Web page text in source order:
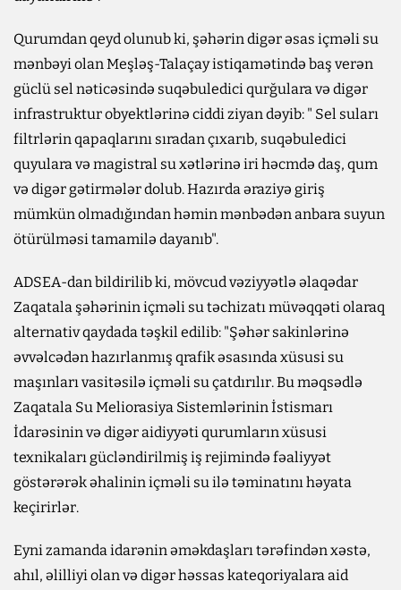
Qurumdan qeyd olunub ki, şəhərin digər əsas içməli su
mənbəyi olan Meşləş-Talaçay istiqamətində baş verən
güclü sel nəticəsində suqəbuledici qurğulara və digər
infrastruktur obyektlərinə ciddi ziyan dəyib: " Sel suları
filtrlərin qapaqlarını sıradan çıxarıb, suqəbuledici
quyulara və magistral su xətlərinə iri həcmdə daş, qum
və digər gətirmələr dolub. Hazırda əraziyə giriş
mümkün olmadığından həmin mənbədən anbara suyun
ötürülməsi tamamilə dayanıb".
ADSEA-dan bildirilib ki, mövcud vəziyyətlə əlaqədar
Zaqatala şəhərinin içməli su təchizatı müvəqqəti olaraq
alternativ qaydada təşkil edilib: "Şəhər sakinlərinə
əvvəlcədən hazırlanmış qrafik əsasında xüsusi su
maşınları vasitəsilə içməli su çatdırılır. Bu məqsədlə
Zaqatala Su Meliorasiya Sistemlərinin İstismarı
İdarəsinin və digər aidiyyəti qurumların xüsusi
texnikaları gücləndirilmiş iş rejimində fəaliyyət
göstərərək əhalinin içməli su ilə təminatını həyata
keçirirlər.
Eyni zamanda idarənin əməkdaşları tərəfindən xəstə,
ahıl, əlilliyi olan və digər həssas kateqoriyalara aid